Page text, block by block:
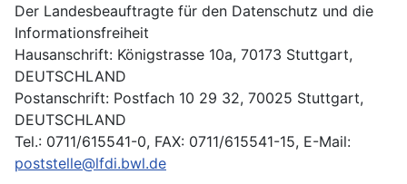
Der Landesbeauftragte für den Datenschutz und die
Informationsfreiheit
Hausanschrift: Königstrasse 10a, 70173 Stuttgart,
DEUTSCHLAND
Postanschrift: Postfach 10 29 32, 70025 Stuttgart,
DEUTSCHLAND
Tel.: 0711/615541-0, FAX: 0711/615541-15, E-Mail:
poststelle@lfdi.bwl.de